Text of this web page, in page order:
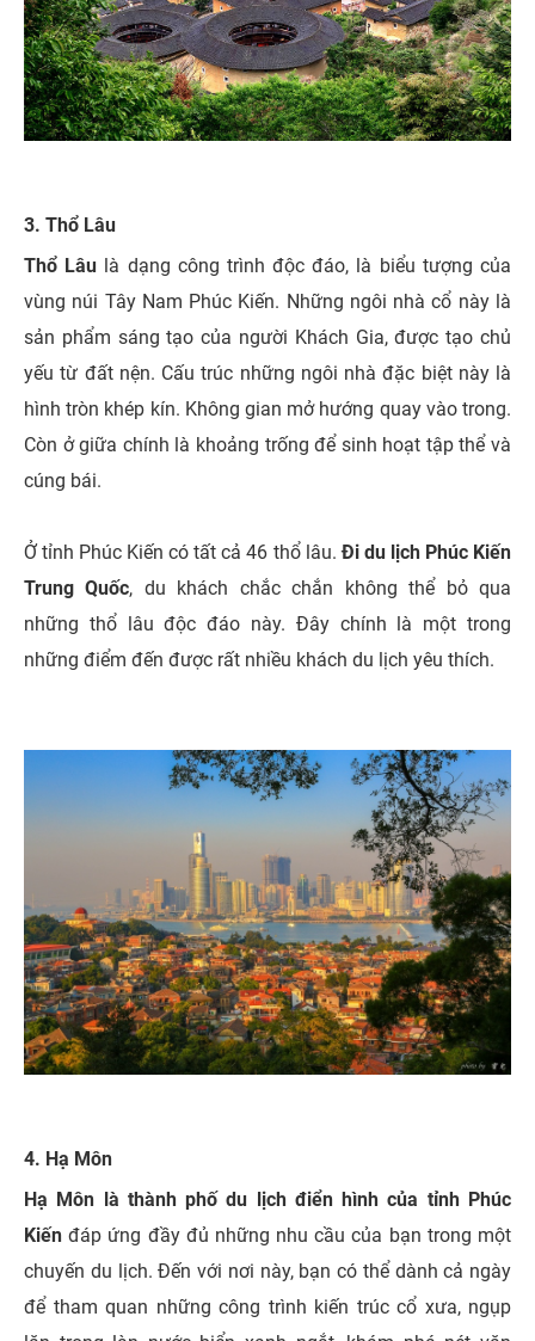
3. Thổ Lâu
Thổ Lâu là dạng công trình độc đáo, là biểu tượng của
vùng núi Tây Nam Phúc Kiến. Những ngôi nhà cổ này là
sản phẩm sáng tạo của người Khách Gia, được tạo chủ
yếu từ đất nện. Cấu trúc những ngôi nhà đặc biệt này là
hình tròn khép kín. Không gian mở hướng quay vào trong.
Còn ở giữa chính là khoảng trống để sinh hoạt tập thể và
cúng bái.
Ở tỉnh Phúc Kiến có tất cả 46 thổ lâu.Đi du lịch Phúc Kiến
Trung Quốc, du khách chắc chắn không thể bỏ qua
những thổ lâu độc đáo này. Đây chính là một trong
những điểm đến được rất nhiều khách du lịch yêu thích.
4. Hạ Môn
Hạ Môn là thành phố du lịch điển hình của tỉnh Phúc
Kiến đáp ứng đầy đủ những nhu cầu của bạn trong một
chuyến du lịch. Đến với nơi này, bạn có thể dành cả ngày
để tham quan những công trình kiến trúc cổ xưa, ngụp